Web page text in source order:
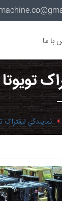
با ما
نمایندگی